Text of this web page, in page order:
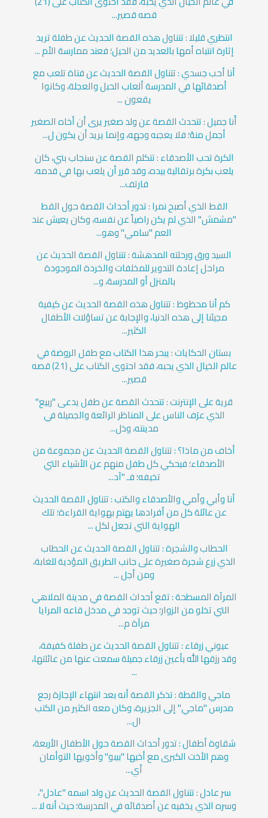
قصه قصير...
انتظري قليلا : تتناول هذه القصة الحديث عن طفلة تريد
إثارة انتباه أمها بالعديد من الحيل؛ فعند ممارسة الأم ...
أنا أحب جسدي : تتناول القصة الحديث عن فتاة تلعب مع
أصدقائها في المدرسة ألعاب الحبل والعجلة، وكانوا
يقعون ...
أَنا جميل : تتحدث القصة عن ولد صغير يرى أن أخاه الصغير
أجمل منهُ؛ فلا يعجبه وجهه، وإنما يريد أن يكون ل...
الكرة تحب الأصدقاء : تتكلم القصة عن سنجاب بني، كان
يلعب بكرة برتقالية بيده، وقد قرر أن يلعب بها في قدمه،
فارتف...
القط الذي أصبح نمرا : تدور أحداث القصة حول القط
"مشمش" الذي لم يكن راضياً عن نفسه، وكان يعيش عند
العم "سامي" وهو...
السيد ورق ورحلته المدهشة : تتناول القصة الحديث عن
مراحل إعادة التدوير للمخلفات والخردة الموجودة
بالمنزل أو المدرسة، و...
كم أنا محظوظ : تتناول هذه القصة الحديث عن كيفية
مجيئنا إلى هذه الدنيا، والإجابة عن تساؤلات الأطفال
الكثير...
بستان الحكايات : يبحر هذا الكتاب مع طفل الروضة في
عالم الخيال الذي يحبه، فقد احتوى الكتاب على (21) قصه
قصير...
قرية على الإنترنت : تتحدث القصة عن طفل يدعى "ربيع"
الذي عرَف الناس على المناظر الرائعة والجميلة في
مدينته، وذل...
أخاف من ماذا؟ : تتناول القصة الحديث عن مجموعة من
الأصدقاء؛ فيحكي كل طفل منهم عن الأشياء التي
تخيفه؛ فـ "آد...
أنا وأبي وأمي والأصدقاء والكتب : تتناول القصة الحديث
عن عائلة كل من أفرادها يهتم بهواية القراءة؛ تلك
الهواية التي تجعل لكل ...
الحطاب والشجرة : تتناول القصة الحديث عن الحطاب
الذي زرع شجرة صغيرة على جانب الطريق المؤدية للغابة،
ومن أجل ...
المرآة المسطحة : تقع أحداث القصة في مدينة الملاهي
التي تخلو من الزوار؛ حيث توجد في مدخل قاعه المرايا
مرآة م...
عيوني زرقاء : تتناول القصة الحديث عن طفلة كفيفة،
وقد رزقها الله بأعين زرقاء جميلة سمعت عنها من عائلتها،
...
ماجي والقطة : تذكر القصة أنه بعد انتهاء الإجازة رجع
مدرس "ماجي" إلى الجزيرة، وكان معه الكثير من الكتب
ال...
شقاوة أطفال : تدور أحداث القصة حول الأطفال الأربعة،
وهم الأخت الكبرى مع أخيها "بيبو" وأخويها التوأمان
أي...
سر عادل : تتناول القصة الحديث عن ولد اسمه "عادل"،
وسره الذي يخفيه عن أصدقائه في المدرسة؛ حيث أنه لا ...